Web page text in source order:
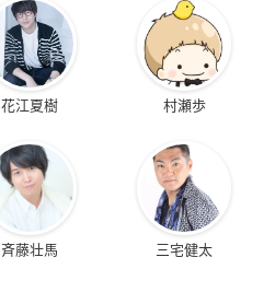
花江夏樹 村瀬歩
斉藤壮馬 三宅健太